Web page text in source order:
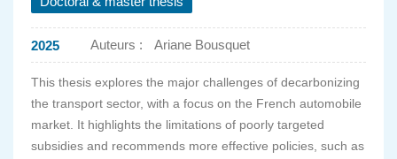
2025 Auteurs : Ariane Bousquet
This thesis explores the major challenges of decarbonizing
the transport sector, with a focus on the French automobile
market. It highlights the limitations of poorly targeted
subsidies and recommends more effective policies, such as